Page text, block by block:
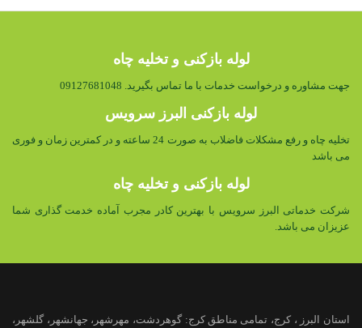
لوله بازکنی و تخلیه چاه
جهت مشاوره و درخواست خدمات با ما تماس بگیرید. 09127681048
لوله بازکنی البرز سرویس
تخلیه چاه و رفع مشکلات فاضلاب به صورت 24 ساعته و در کمترین زمان و فوری
می باشد
لوله بازکنی و تخلیه چاه
شرکت خدماتی البرز سرویس با بهترین کادر مجرب آماده خدمت گذاری شما
عزیزان می باشد.
استان البرز ، کرج، تمامی مناطق کرج: گوهردشت، مهرشهر، جهانشهر، گلشهر،